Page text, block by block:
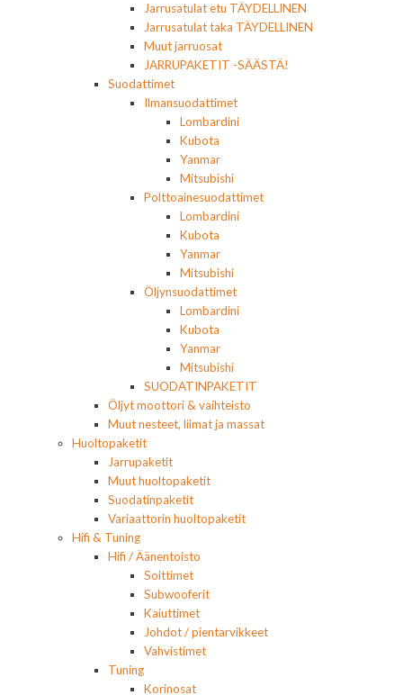
Jarrusatulat etu TÄYDELLINEN
Jarrusatulat taka TÄYDELLINEN
Muut jarruosat
JARRUPAKETIT -SÄÄSTÄ!
Suodattimet
Ilmansuodattimet
Lombardini
Kubota
Yanmar
Mitsubishi
Polttoainesuodattimet
Lombardini
Kubota
Yanmar
Mitsubishi
Öljynsuodattimet
Lombardini
Kubota
Yanmar
Mitsubishi
SUODATINPAKETIT
Öljyt moottori & vaihteisto
Muut nesteet, liimat ja massat
Huoltopaketit
Jarrupaketit
Muut huoltopaketit
Suodatinpaketit
Variaattorin huoltopaketit
Hifi & Tuning
Hifi / Äänentoisto
Soittimet
Subwooferit
Kaiuttimet
Johdot / pientarvikkeet
Vahvistimet
Tuning
Korinosat